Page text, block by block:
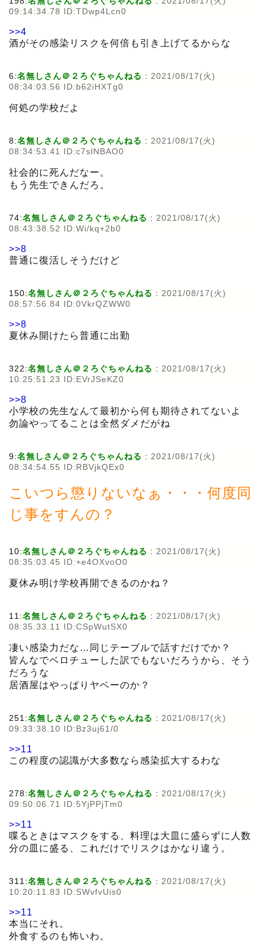
09:14:34.78 ID:TDwp4Lcn0
>>4
酒がその感染リスクを何倍も引き上げてるからな
6:名無しさん＠２ろぐちゃんねる : 2021/08/17(火)
08:34:03.56 ID:b62iHXTg0
何処の学校だよ
8:名無しさん＠２ろぐちゃんねる : 2021/08/17(火)
08:34:53.41 ID:c7slNBAO0
社会的に死んだなー。
もう先生できんだろ。
74:名無しさん＠２ろぐちゃんねる : 2021/08/17(火)
08:43:38.52 ID:Wi/kq+2b0
>>8
普通に復活しそうだけど
150:名無しさん＠２ろぐちゃんねる : 2021/08/17(火)
08:57:56.84 ID:0VkrQZWW0
>>8
夏休み開けたら普通に出勤
322:名無しさん＠２ろぐちゃんねる : 2021/08/17(火)
10:25:51.23 ID:EVrJSeKZ0
>>8
小学校の先生なんて最初から何も期待されてないよ
勿論やってることは全然ダメだがね
9:名無しさん＠２ろぐちゃんねる : 2021/08/17(火)
08:34:54.55 ID:RBVjkQEx0
こいつら懲りないなぁ・・・何度同
じ事をすんの？
10:名無しさん＠２ろぐちゃんねる : 2021/08/17(火)
08:35:03.45 ID:+e4OXvoO0
夏休み明け学校再開できるのかね？
11:名無しさん＠２ろぐちゃんねる : 2021/08/17(火)
08:35:33.11 ID:CSpWutSX0
凄い感染力だな…同じテーブルで話すだけでか？
皆んなでベロチューした訳でもないだろうから、そう
だろうな
居酒屋はやっぱりヤベーのか？
251:名無しさん＠２ろぐちゃんねる : 2021/08/17(火)
09:33:38.10 ID:Bz3uj61/0
>>11
この程度の認識が大多数なら感染拡大するわな
278:名無しさん＠２ろぐちゃんねる : 2021/08/17(火)
09:50:06.71 ID:5YjPPjTm0
>>11
喋るときはマスクをする、料理は大皿に盛らずに人数
分の皿に盛る、これだけでリスクはかなり違う。
311:名無しさん＠２ろぐちゃんねる : 2021/08/17(火)
10:20:11.83 ID:SWvfvUis0
>>11
本当にそれ。
外食するのも怖いわ。